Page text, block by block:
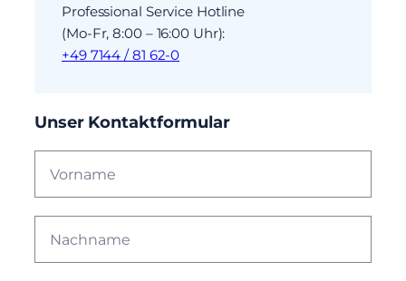
Professional Service Hotline
(Mo-Fr, 8:00 – 16:00 Uhr):
+49 7144 / 81 62-0
Unser Kontaktformular